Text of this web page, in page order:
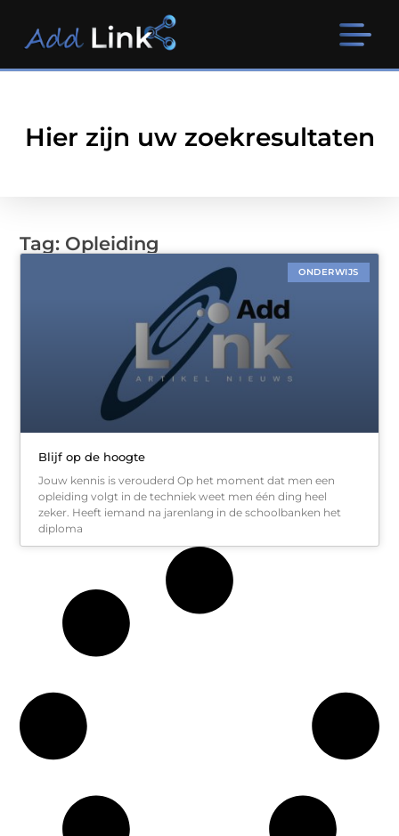
Hier zijn uw zoekresultaten
Tag: Opleiding
ONDERWIJS
Blijf op de hoogte
Jouw kennis is verouderd Op het moment dat men een
opleiding volgt in de techniek weet men één ding heel
zeker. Heeft iemand na jarenlang in de schoolbanken het
diploma